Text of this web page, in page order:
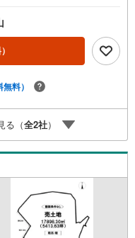
無料）
る（全2社）